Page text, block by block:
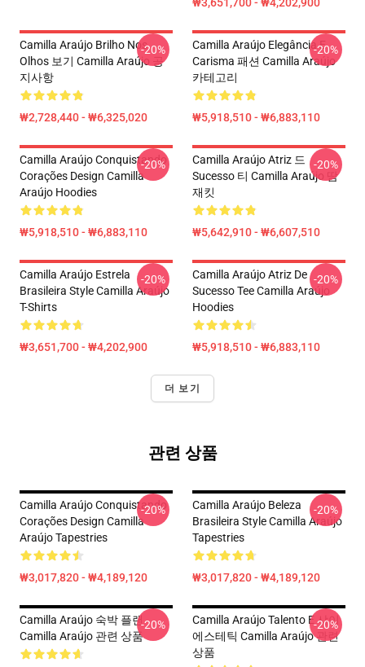
Camilla Araújo Brilho Nos
Olhos 보기 Camilla Araújo 공
지사항
₩2,728,440 - ₩6,325,020
-20%
Camilla Araújo Elegância E
Carisma 패션 Camilla Araújo
카테고리
₩5,918,510 - ₩6,883,110
-20%
Camilla Araújo Conquistando
Corações Design Camilla
Araújo Hoodies
₩5,918,510 - ₩6,883,110
-20%
Camilla Araújo Atriz 드
Sucesso 티 Camilla Araújo 땀
재킷
₩5,642,910 - ₩6,607,510
-20%
Camilla Araújo Estrela
Brasileira Style Camilla Araújo
T-Shirts
₩3,651,700 - ₩4,202,900
-20%
Camilla Araújo Atriz De
Sucesso Tee Camilla Araújo
Hoodies
₩5,918,510 - ₩6,883,110
-20%
더 보기
관련 상품
Camilla Araújo Conquistando
Corações Design Camilla
Araújo Tapestries
₩3,017,820 - ₩4,189,120
-20%
Camilla Araújo Beleza
Brasileira Style Camilla Araújo
Tapestries
₩3,017,820 - ₩4,189,120
-20%
Camilla Araújo 숙박 플랜
Camilla Araújo 관련 상품
-20%
Camilla Araújo Talento E 샤이
에스테틱 Camilla Araújo 관련
상품
-20%